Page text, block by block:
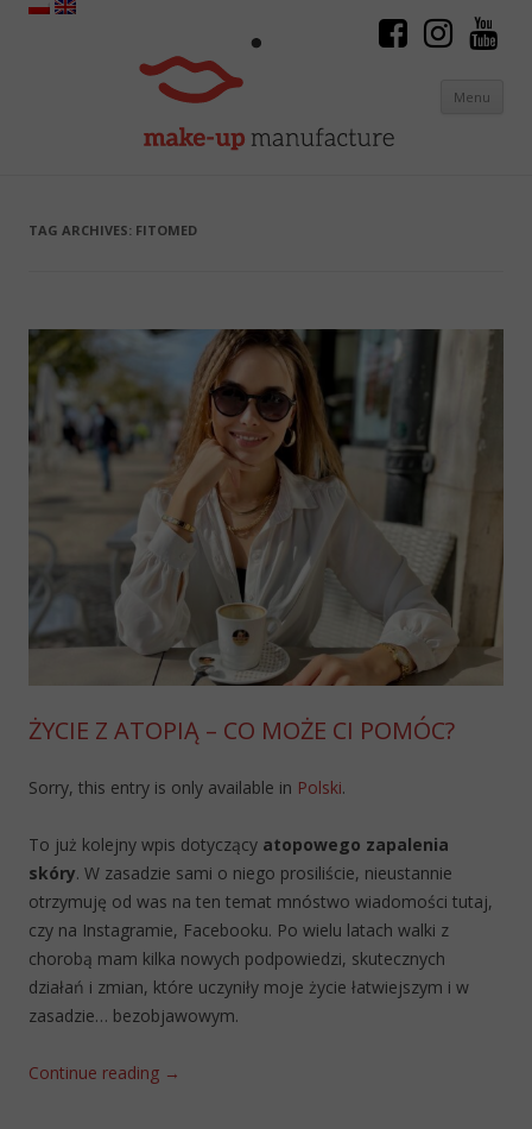
Menu
TAG ARCHIVES: FITOMED
ŻYCIE Z ATOPIĄ – CO MOŻE CI POMÓC?
Sorry, this entry is only available in Polski.
To już kolejny wpis dotyczący atopowego zapalenia
skóry. W zasadzie sami o niego prosiliście, nieustannie
otrzymuję od was na ten temat mnóstwo wiadomości tutaj,
czy na Instagramie, Facebooku. Po wielu latach walki z
chorobą mam kilka nowych podpowiedzi, skutecznych
działań i zmian, które uczyniły moje życie łatwiejszym i w
zasadzie… bezobjawowym.
Continue reading →